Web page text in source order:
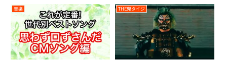
音楽 THE鬼タイジ